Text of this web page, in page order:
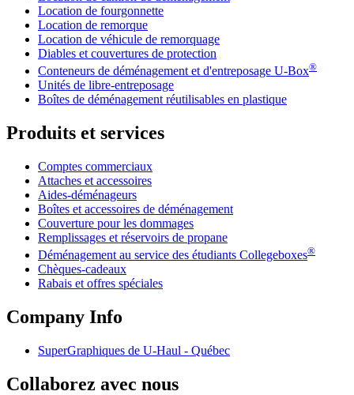
Location de fourgonnette
Location de remorque
Location de véhicule de remorquage
Diables et couvertures de protection
Conteneurs de déménagement et d'entreposage U-Box®
Unités de libre-entreposage
Boîtes de déménagement réutilisables en plastique
Produits et services
Comptes commerciaux
Attaches et accessoires
Aides-déménageurs
Boîtes et accessoires de déménagement
Couverture pour les dommages
Remplissages et réservoirs de propane
Déménagement au service des étudiants Collegeboxes®
Chèques-cadeaux
Rabais et offres spéciales
Company Info
SuperGraphiques de U-Haul - Québec
Collaborez avec nous